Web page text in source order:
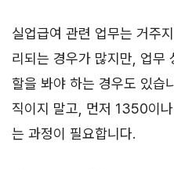
실업급여 관련 업무는 거주
리되는 경우가 많지만, 업무
할을 봐야 하는 경우도 있습
직이지 말고, 먼저 1350이
는 과정이 필요합니다.